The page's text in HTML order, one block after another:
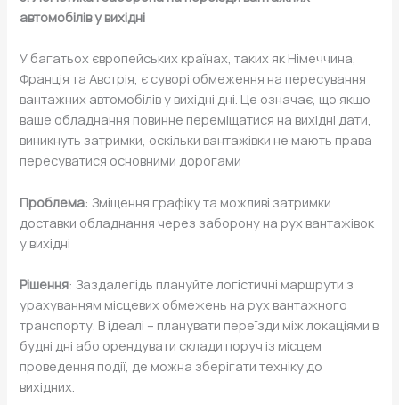
автомобілів у вихідні
У багатьох європейських країнах, таких як Німеччина,
Франція та Австрія, є суворі обмеження на пересування
вантажних автомобілів у вихідні дні. Це означає, що якщо
ваше обладнання повинне переміщатися на вихідні дати,
виникнуть затримки, оскільки вантажівки не мають права
пересуватися основними дорогами
Проблема: Зміщення графіку та можливі затримки
доставки обладнання через заборону на рух вантажівок
у вихідні
Рішення: Заздалегідь плануйте логістичні маршрути з
урахуванням місцевих обмежень на рух вантажного
транспорту. В ідеалі – планувати переїзди між локаціями в
будні дні або орендувати склади поруч із місцем
проведення події, де можна зберігати техніку до
вихідних.